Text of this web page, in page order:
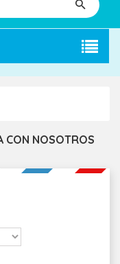
CON NOSOTROS